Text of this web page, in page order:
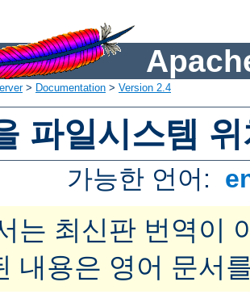
> Documentation > Version 2.4
파일시스템
가능한 언어:
는 최신판 번역이
내용은 영어 문서